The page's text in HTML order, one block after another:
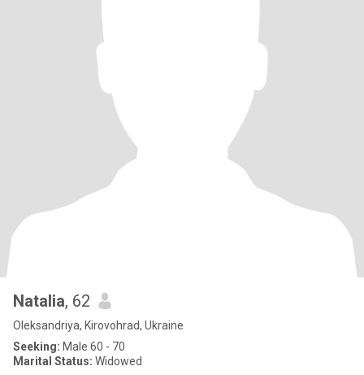
Natalia, 62
Oleksandriya, Kirovohrad, Ukraine
Seeking: Male 60 - 70
Marital Status: Widowed